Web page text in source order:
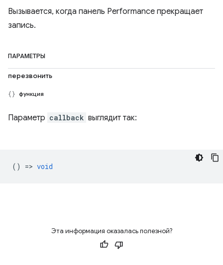
Вызывается, когда панель Performance прекращает
запись.
ПАРАМЕТРЫ
перезвонить
функция
Параметр callback выглядит так:
() => void
Эта информация оказалась полезной?